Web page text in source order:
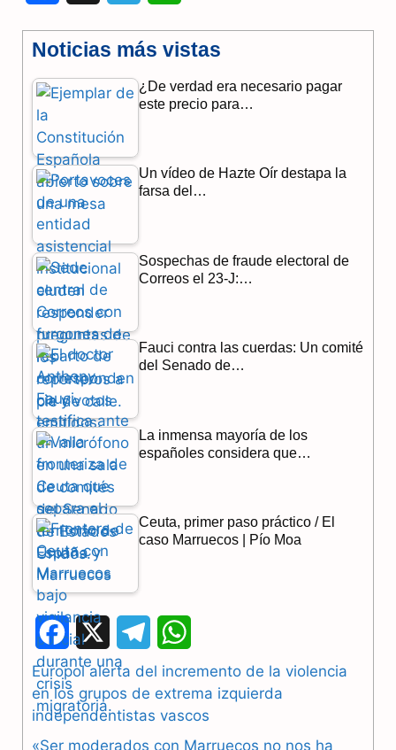
c
e
o
o
k
l
e
a
a
t
p
Noticias más vistas
¿De verdad era necesario pagar
este precio para…
Un vídeo de Hazte Oír destapa la
farsa del…
Sospechas de fraude electoral de
Correos el 23-J:…
Fauci contra las cuerdas: Un comité
del Senado de…
La inmensa mayoría de los
españoles considera que…
Ceuta, primer paso práctico / El
caso Marruecos | Pío Moa
F
a
c
e
h
a
Europol alerta del incremento de la violencia
en los grupos de extrema izquierda
independentistas vascos
«Ser moderados con Marruecos no nos ha